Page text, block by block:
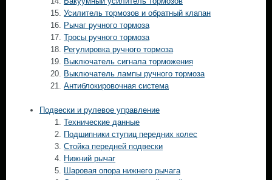
Усилитель тормозов и обратный клапан
Рычаг ручного тормоза
Тросы ручного тормоза
Регулировка ручного тормоза
Выключатель сигнала торможения
Выключатель лампы ручного тормоза
Антиблокировочная система
Подвески и рулевое управление
Технические данные
Подшипники ступиц передних колес
Стойка передней подвески
Нижний рычаг
Шаровая опора нижнего рычага